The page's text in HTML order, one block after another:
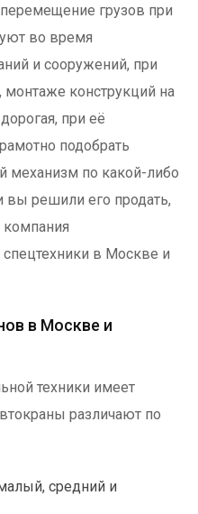
грузов при
во время
и сооружений, при
конструкций на
при её
подобрать
механизм по какой-либо
вы решили его продать,
спецтехники в Москве и
в Москве и
техники имеет
различают по
средний и